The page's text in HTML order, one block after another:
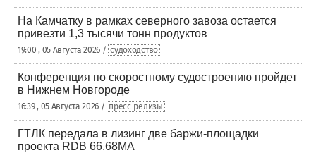
На Камчатку в рамках северного завоза остается
привезти 1,3 тысячи тонн продуктов
19:00 , 05 Августа 2026 / судоходство
Конференция по скоростному судостроению пройдет
в Нижнем Новгороде
16:39 , 05 Августа 2026 / пресс-релизы
ГТЛК передала в лизинг две баржи-площадки
проекта RDB 66.68МА